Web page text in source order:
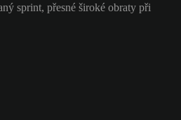
sprint, přesné široké obraty při